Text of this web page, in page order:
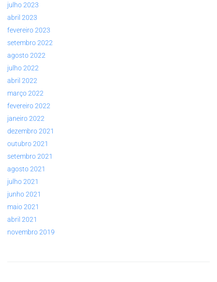
julho 2023
abril 2023
fevereiro 2023
setembro 2022
agosto 2022
julho 2022
abril 2022
março 2022
fevereiro 2022
janeiro 2022
dezembro 2021
outubro 2021
setembro 2021
agosto 2021
julho 2021
junho 2021
maio 2021
abril 2021
novembro 2019